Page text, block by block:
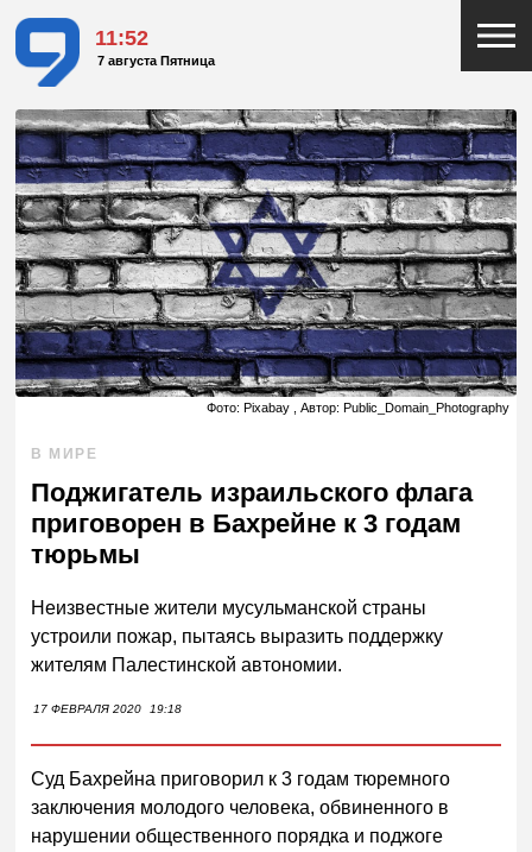
11:52
7 августа Пятница
Фото: Pixabay , Автор: Public_Domain_Photography
В МИРЕ
Поджигатель израильского флага
приговорен в Бахрейне к 3 годам
тюрьмы
Неизвестные жители мусульманской страны
устроили пожар, пытаясь выразить поддержку
жителям Палестинской автономии.
17 ФЕВРАЛЯ 2020 19:18
Суд Бахрейна приговорил к 3 годам тюремного
заключения молодого человека, обвиненного в
нарушении общественного порядка и поджоге